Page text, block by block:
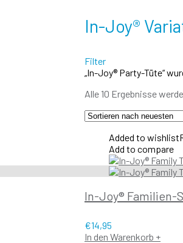
In-Joy®
Filter
„In-Joy® Party-Tüte“
Alle 10 Ergebnisse
Added to wishlist
Add to compare
In-Joy® Familien-
€14,95
In den Warenkorb +